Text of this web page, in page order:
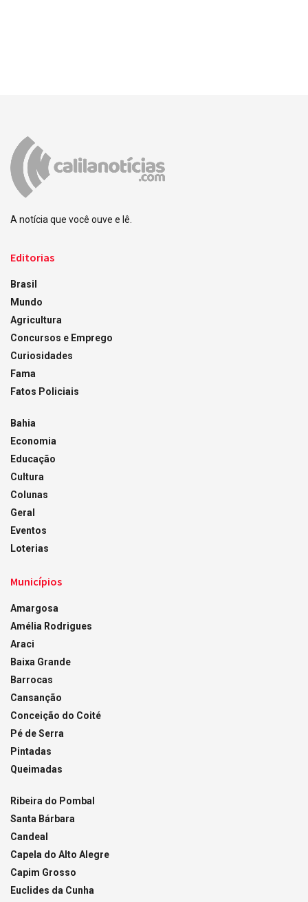
A notícia que você ouve e lê.
Editorias
Brasil
Mundo
Agricultura
Concursos e Emprego
Curiosidades
Fama
Fatos Policiais
Bahia
Economia
Educação
Cultura
Colunas
Geral
Eventos
Loterias
Municípios
Amargosa
Amélia Rodrigues
Araci
Baixa Grande
Barrocas
Cansanção
Conceição do Coité
Pé de Serra
Pintadas
Queimadas
Ribeira do Pombal
Santa Bárbara
Candeal
Capela do Alto Alegre
Capim Grosso
Euclides da Cunha